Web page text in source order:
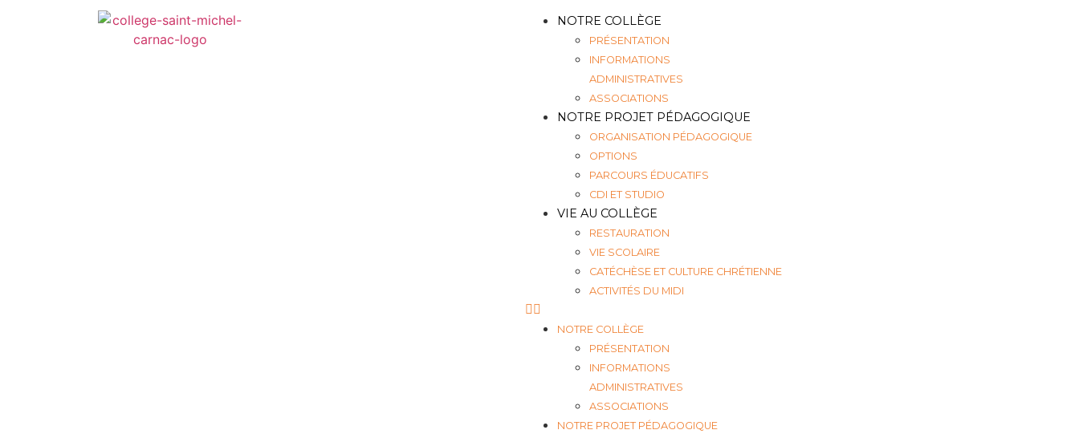
NOTRE COLLÈGE
PRÉSENTATION
INFORMATIONS
ADMINISTRATIVES
ASSOCIATIONS
NOTRE PROJET PÉDAGOGIQUE
ORGANISATION PÉDAGOGIQUE
OPTIONS
PARCOURS ÉDUCATIFS
CDI ET STUDIO
VIE AU COLLÈGE
RESTAURATION
VIE SCOLAIRE
CATÉCHÈSE ET CULTURE CHRÉTIENNE
ACTIVITÉS DU MIDI
NOTRE COLLÈGE
PRÉSENTATION
INFORMATIONS
ADMINISTRATIVES
ASSOCIATIONS
NOTRE PROJET PÉDAGOGIQUE